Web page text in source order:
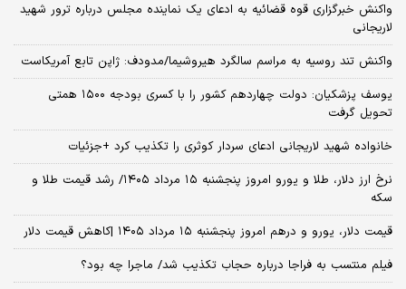
واکنش خبرگزاری قوه قضائیه به ادعای یک نماینده مجلس درباره ترور شهید
لاریجانی
واکنش تند روسیه به مراسم سالگرد هیروشیما/مدودف: ژاپن تابع آمریکاست
یوسف پزشکیان: دولت چهاردهم کشور را با کسری بودجه ۱۵۰۰ همتی
تحویل گرفت
خانواده شهید لاریجانی ادعای سردار کوثری را تکذیب کرد +جزئیات
نرخ ارز دلار، طلا و یورو امروز پنجشنبه ۱۵ مرداد ۱۴۰۵/ رشد قیمت طلا و
سکه
قیمت دلار، یورو و درهم امروز پنجشنبه ۱۵ مرداد ۱۴۰۵ |کاهش قیمت دلار
فیلم منتسب به فراجا درباره حجاب تکذیب شد/ ماجرا چه بود؟